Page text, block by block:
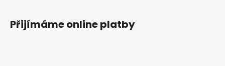
Přijímáme online platby